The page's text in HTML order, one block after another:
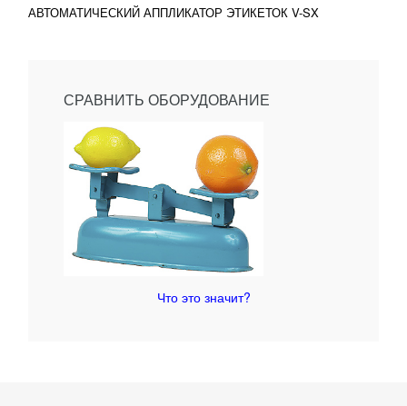
АВТОМАТИЧЕСКИЙ АППЛИКАТОР ЭТИКЕТОК V-SX
СРАВНИТЬ ОБОРУДОВАНИЕ
Что это значит?